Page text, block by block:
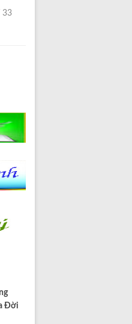
33
Đời